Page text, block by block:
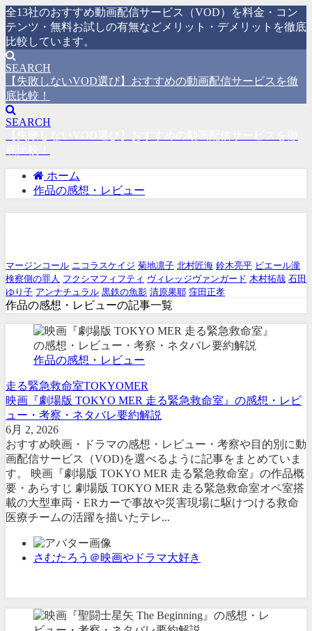
全13社のおすすめ動画配信サービス（VOD）を料金・コン
テンツ・無料お試しの有無などメリット・デメリットを徹底
比較しています。
SEARCH
【失敗しないVOD選び】おすすめの動画配信サービスを徹
底比較！
SEARCH
ホーム
作品の感想・レビュー
マージンコール ニコラスケイジ 菊地凛子 北村匠海 鈴木亮平 ピエール瀧
検察側の罪人 フクシマフィフティ ヴィレッジヴァンガード 木村拓哉 石田
ゆり子 アンナチュラル 黒鉄の魚影 清原果耶 窪田正孝
作品の感想・レビューの記事一覧
作品の感想・レビュー
走る緊急救命室TOKYOMER
映画『劇場版 TOKYO MER 走る緊急救命室』の感想・レビ
ュー・考察・ネタバレ要約解説
6月 2, 2026
おすすめ映画・ドラマの感想・レビュー・考察や目的別に動
画配信サービス（VOD)を選べるように記事をまとめていま
す。 映画『劇場版 TOKYO MER 走る緊急救命室』の作品概
要・あらすじ 劇場版 TOKYO MER 走る緊急救命室オペ室搭
載の大型車両・ERカーで事故や災害現場に駆けつける救命
医療チームの活躍を描いたテレ...
さむたろう＠映画やドラマ大好き